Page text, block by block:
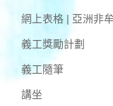
網上表格 | 亞洲非
義工獎勵計劃
義工隨筆
講坐